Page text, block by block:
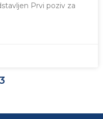
Prvi poziv za